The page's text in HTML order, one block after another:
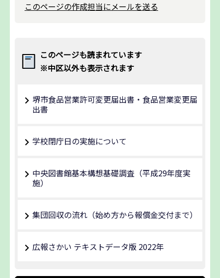
このページの作成担当にメールを送る
このページも読まれています
※中区以外も表示されます
堺市食品営業許可変更届出書・食品営業変更届
出書
学校閉庁日の実施について
中央図書館基本構想基礎調査（平成29年度実
施）
集団回収の流れ（始め方から報償金交付まで）
広報さかい テキストデータ版 2022年